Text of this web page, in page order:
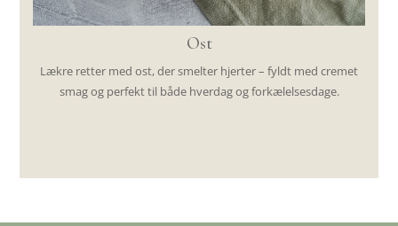
Ost
Lækre retter med ost, der smelter hjerter – fyldt med cremet
smag og perfekt til både hverdag og forkælelsesdage.